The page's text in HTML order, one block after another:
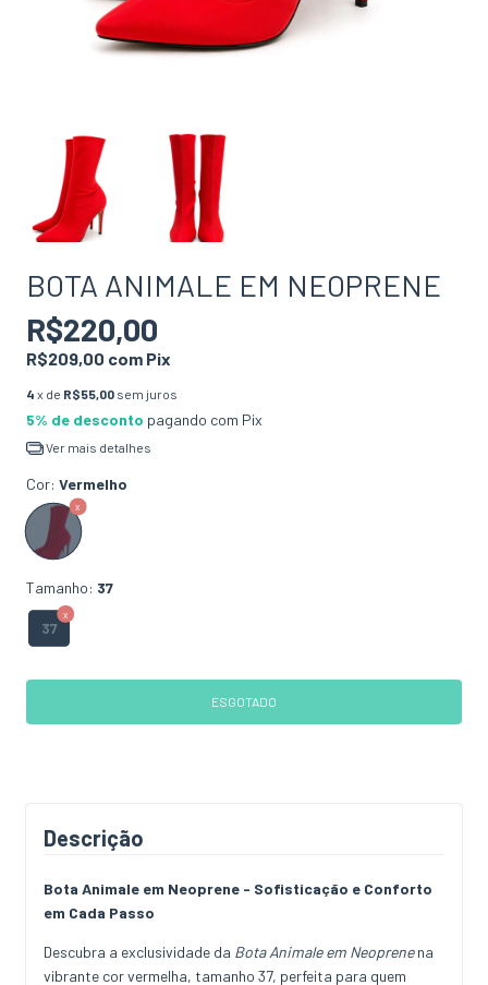
BOTA ANIMALE EM NEOPRENE
R$220,00
R$209,00 com Pix
4 x de R$55,00 sem juros
5% de desconto pagando com Pix
Ver mais detalhes
Cor: Vermelho
Tamanho: 37
37
Descrição
Bota Animale em Neoprene - Sofisticação e Conforto
em Cada Passo
Descubra a exclusividade da Bota Animale em Neoprenena
vibrante cor vermelha, tamanho 37, perfeita para quem